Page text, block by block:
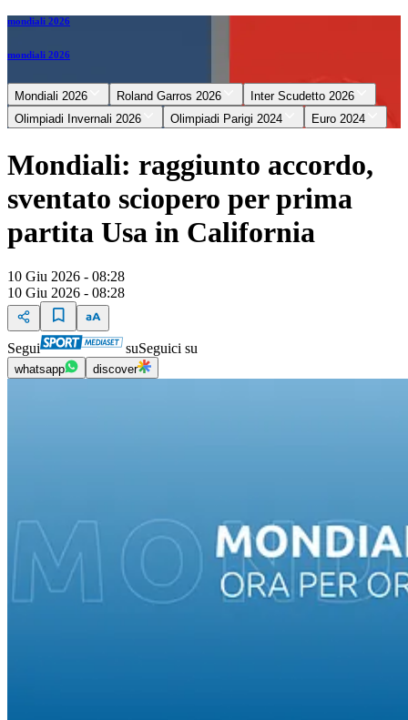
mondiali 2026
mondiali 2026
Mondiali 2026 Roland Garros 2026
Inter Scudetto 2026
Olimpiadi Invernali 2026
Olimpiadi Parigi 2024 Euro 2024
Mondiali: raggiunto accordo,
sventato sciopero per prima
partita Usa in California
10 Giu 2026 - 08:28
10 Giu 2026 - 08:28
Segui suSeguici su
whatsapp discover